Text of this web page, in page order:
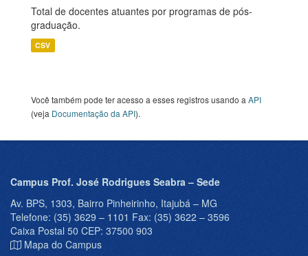
Total de docentes atuantes por programas de pós-
graduação.
CSV
Você também pode ter acesso a esses registros usando a API
(veja Documentação da API).
Campus Prof. José Rodrigues Seabra – Sede
Av. BPS, 1303, Bairro Pinheirinho, Itajubá – MG
Telefone: (35) 3629 – 1101 Fax: (35) 3622 – 3596
Caixa Postal 50 CEP: 37500 903
Mapa do Campus